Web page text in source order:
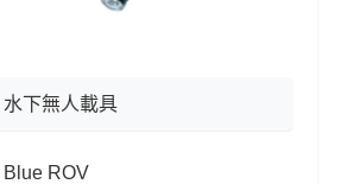
水下無人載具
Blue ROV